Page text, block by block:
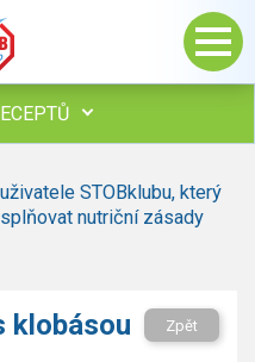
STOBklubu, který
nutriční zásady
klobásou Zpět